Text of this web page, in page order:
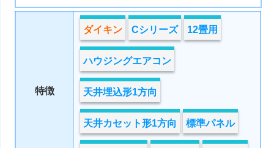
特徴
ダイキン Cシリーズ 12畳用
ハウジングエアコン
天井埋込形1方向
天井カセット形1方向 標準パネル